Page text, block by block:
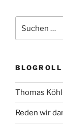
nach:
BLOGROLL
Thomas
Reden wir